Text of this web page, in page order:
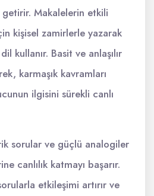
Makalelerin etkili
kişisel zamirlerle yazarak
kullanır. Basit ve anlaşılır
karmaşık kavramları
ilgisini sürekli canlı
sorular ve güçlü analogiler
canlılık katmayı başarır.
etkileşimi artırır ve